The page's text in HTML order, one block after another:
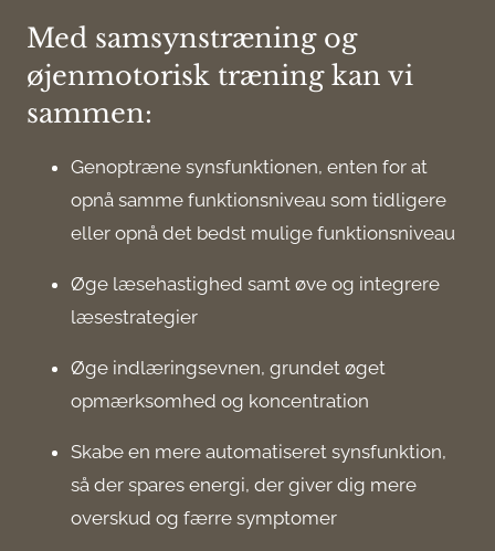
Med samsynstræning og
øjenmotorisk træning kan vi
sammen:
Genoptræne synsfunktionen, enten for at
opnå samme funktionsniveau som tidligere
eller opnå det bedst mulige funktionsniveau
Øge læsehastighed samt øve og integrere
læsestrategier
Øge indlæringsevnen, grundet øget
opmærksomhed og koncentration
Skabe en mere automatiseret synsfunktion,
så der spares energi, der giver dig mere
overskud og færre symptomer